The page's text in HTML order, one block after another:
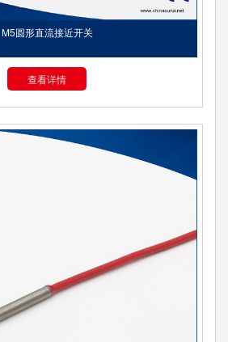
M5圆形直流接近开关
查看详情